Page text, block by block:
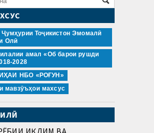
Тоҷикистон Эмомалӣ
Олӣ
амал «Об барои рушди
2028
НБО «РОҒУН»
мавзӯъҳои махсус
ИҚЛИМ ВА